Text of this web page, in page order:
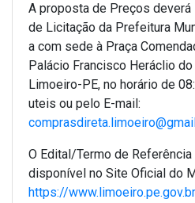
A proposta de Preços
de Licitação da Prefeitura
a com sede à Praça
Palácio Francisco Heráclio
Limoeiro-PE, no horário de
uteis ou pelo E-mail:
O Edital/Termo de
disponível no Site Oficial do
https://